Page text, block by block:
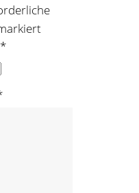
*